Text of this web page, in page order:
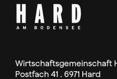
Wirtschaftsgemeinschaft
Postfach 41 . 6971 Hard